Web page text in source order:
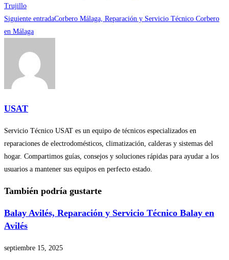
más
artículos
Trujillo
Siguiente entradaCorbero Málaga, Reparación y Servicio Técnico Corbero
en Málaga
USAT
Servicio Técnico USAT es un equipo de técnicos especializados en
reparaciones de electrodomésticos, climatización, calderas y sistemas del
hogar. Compartimos guías, consejos y soluciones rápidas para ayudar a los
usuarios a mantener sus equipos en perfecto estado.
También podría gustarte
Balay Avilés, Reparación y Servicio Técnico Balay en
Avilés
septiembre 15, 2025